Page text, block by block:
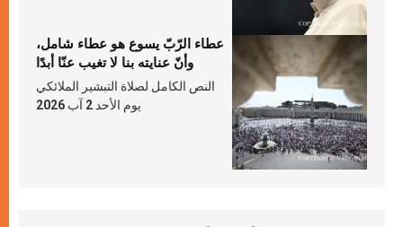
عطاء الرّبّ يسوع هو عطاء شامل،
وأنّ عنايته بنا لا تغيب عنّا أبدًا
النص الكامل لصلاة التبشير الملائكي
يوم الأحد 2 آب 2026